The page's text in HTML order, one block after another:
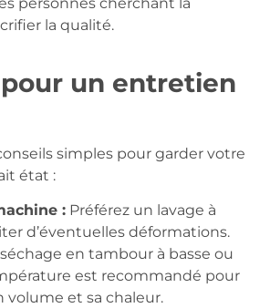
la qualité.
pour un entretien
simples pour garder votre
état :
: Préférez un lavage à
d’éventuelles déformations.
en tambour à basse ou
est recommandé pour
volume et sa chaleur.